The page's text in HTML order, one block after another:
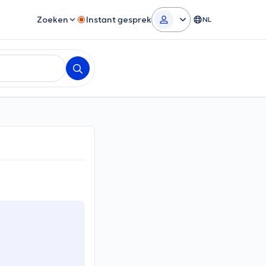
Zoeken Instant gesprek NL